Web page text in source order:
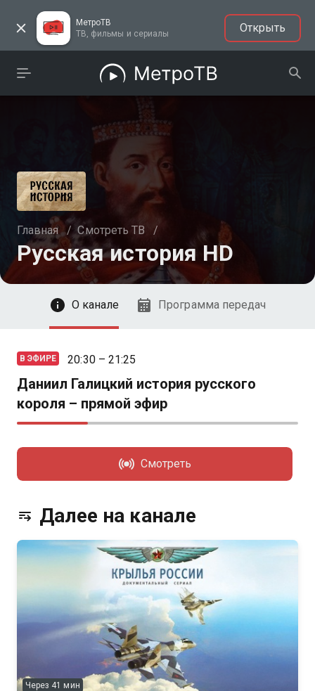
МетроТВ
ТВ, фильмы и сериалы
Открыть
Главная / Смотреть ТВ /
Русская история HD
Смотреть
О канале Программа передач
В ЭФИРЕ 20:30 – 21:25
Даниил Галицкий история русского
короля – прямой эфир
Смотреть
Далее на канале
Через 41 мин